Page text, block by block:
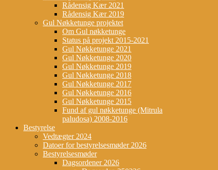
Rådensig Kær 2021
Rådensig Kær 2019
Gul Nøkketunge projektet
Om Gul nøkketunge
Status på projekt 2015-2021
Gul Nøkketunge 2021
Gul Nøkketunge 2020
Gul Nøkketunge 2019
Gul Nøkketunge 2018
Gul Nøkketunge 2017
Gul Nøkketunge 2016
Gul Nøkketunge 2015
Fund af gul nøkketunge (Mitrula
paludosa) 2008-2016
Bestyrelse
Vedtægter 2024
Datoer for bestyrelsesmøder 2026
Bestyrelsesmøder
Dagsordener 2026